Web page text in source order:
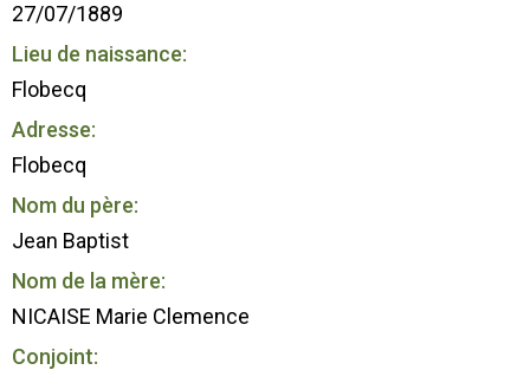
27/07/1889
Lieu de naissance:
Flobecq
Adresse:
Flobecq
Nom du père:
Jean Baptist
Nom de la mère:
NICAISE Marie Clemence
Conjoint: